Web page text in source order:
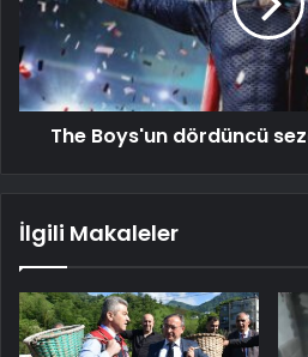
The Boys'un dördüncü
İlgili Makaleler